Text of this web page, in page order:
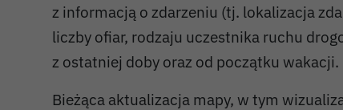
z informacją o zdarzeniu (tj. lokalizacja
liczby ofiar, rodzaju uczestnika ruchu
z ostatniej doby oraz od początku wakacji.
Bieżąca aktualizacja mapy, w tym